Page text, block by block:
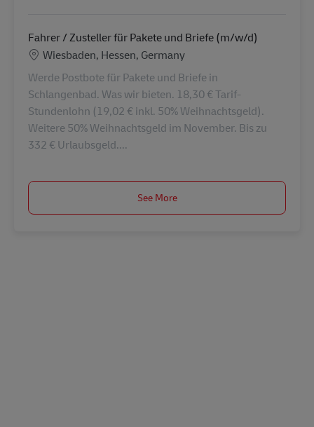
Fahrer / Zusteller für Pakete und Briefe (m/w/d)
Location
Wiesbaden, Hessen, Germany
Werde Postbote für Pakete und Briefe in
Schlangenbad. Was wir bieten. 18,30 € Tarif-
Stundenlohn (19,02 € inkl. 50% Weihnachtsgeld).
Weitere 50% Weihnachtsgeld im November. Bis zu
332 € Urlaubsgeld....
See More